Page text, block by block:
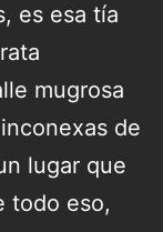
es esa tía
mugrosa
de
lugar que
todo eso,